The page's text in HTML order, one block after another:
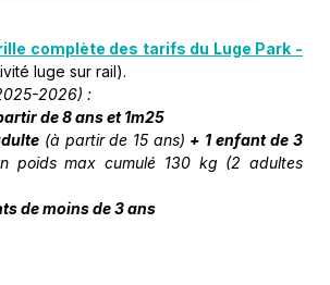
complète des tarifs du Luge Park -
luge sur rail).
2026) :
de 8 ans et 1m25
(à partir de 15 ans) + 1 enfant de 3
poids max cumulé 130 kg (2 adultes
de moins de 3 ans